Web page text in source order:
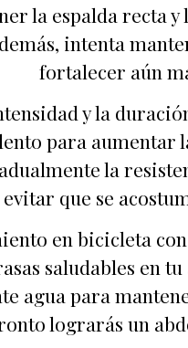
la espalda recta
intenta
fortalecer aún
y la
para aumentar
la
evitar que se
en bicicleta
saludables en
agua para
lograrás un